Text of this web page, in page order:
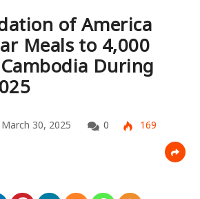
of America
Meals to 4,000
During
March 30, 2025 0
169